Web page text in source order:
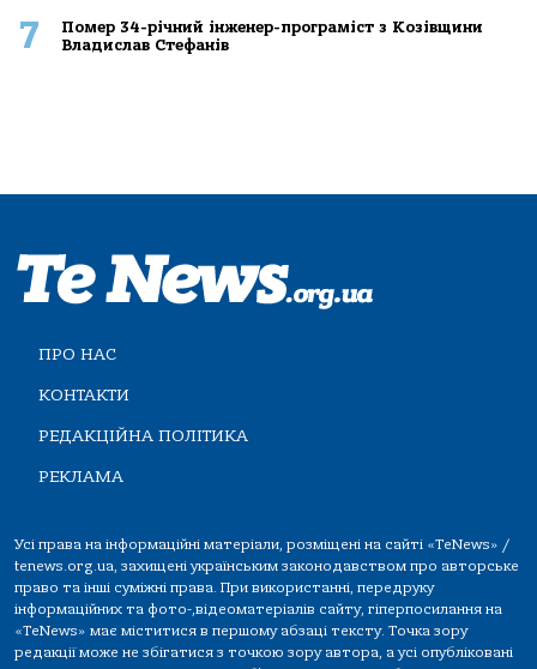
7
Помер 34-річний інженер-програміст з Козівщини
Владислав Стефанів
ПРО НАС
КОНТАКТИ
РЕДАКЦІЙНА ПОЛІТИКА
РЕКЛАМА
Усі права на інформаційні матеріали, розміщені на сайті «TeNews» /
tenews.org.ua, захищені українським законодавством про авторське
право та інші суміжні права. При використанні, передруку
інформаційних та фото-,відеоматеріалів сайту, гіперпосилання на
«TeNews» має міститися в першому абзаці тексту. Точка зору
редакції може не збігатися з точкою зору автора, а усі опубліковані